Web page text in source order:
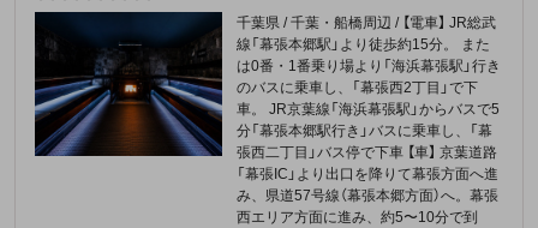
千葉県 / 千葉・船橋周辺 / 【電車】 JR総武
線「幕張本郷駅」より徒歩約15分。 また
は0番・1番乗り場より「海浜幕張駅」行き
のバスに乗車し、「幕張西2丁目」で下
車。 JR京葉線「海浜幕張駅」からバスで5
分「幕張本郷駅行き」バスに乗車し、「幕
張西二丁目」バス停で下車 【車】 京葉道路
「幕張IC」より出口を降りて幕張方面へ進
み、県道57号線（幕張本郷方面）へ。幕張
西エリア方面に進み、約5〜10分で到